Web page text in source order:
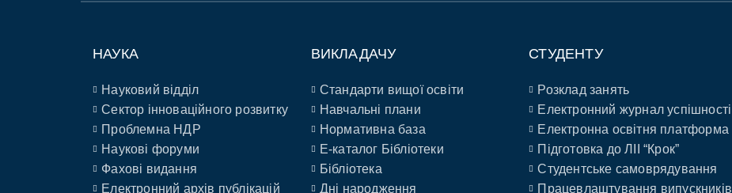
НАУКА
Науковий відділ
Сектор інноваційного розвитку
Проблемна НДР
Наукові форуми
Фахові видання
Електронний архів публікацій
ВИКЛАДАЧУ
Стандарти вищої освіти
Навчальні плани
Нормативна база
E-каталог Бібліотеки
Бібліотека
Дні народження
СТУДЕНТУ
Розклад занять
Електронний журнал успішності
Електронна освітня платформа
Підготовка до ЛІІ “Крок”
Студентське самоврядування
Працевлаштування випускників